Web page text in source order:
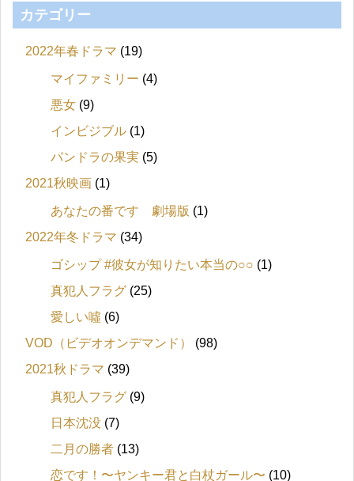
カテゴリー
2022年春ドラマ (19)
マイファミリー (4)
悪女 (9)
インビジブル (1)
パンドラの果実 (5)
2021秋映画 (1)
あなたの番です 劇場版 (1)
2022年冬ドラマ (34)
ゴシップ #彼女が知りたい本当の○○ (1)
真犯人フラグ (25)
愛しい噓 (6)
VOD（ビデオオンデマンド）
(98)
2021秋ドラマ (39)
真犯人フラグ (9)
日本沈没 (7)
二月の勝者 (13)
恋です！〜ヤンキー君と白杖ガール〜 (10)